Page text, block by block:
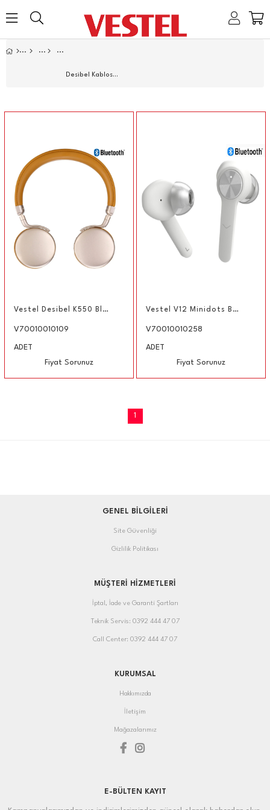
Home
Link
Desibel Kablosuz Kulaklıklar
Vestel Desibel K550 Bluetooth Kulaklık Gold
V70010010109
ADET
Fiyat Sorunuz
Vestel V12 Minidots Beyaz Kulakiçi Bluetooth Kulaklık
V70010010258
ADET
Fiyat Sorunuz
1
GENEL BİLGİLERİ
Site Güvenliği
Gizlilik Politikası
MÜŞTERİ HİZMETLERİ
İptal, İade ve Garanti Şartları
Teknik Servis: 0392 444 47 07
Call Center: 0392 444 47 07
KURUMSAL
Hakkımızda
İletişim
Mağazalarımız
E-BÜLTEN KAYIT